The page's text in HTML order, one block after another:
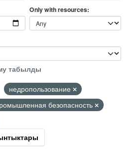
Only with resources
табылды
недропользование
безопасность